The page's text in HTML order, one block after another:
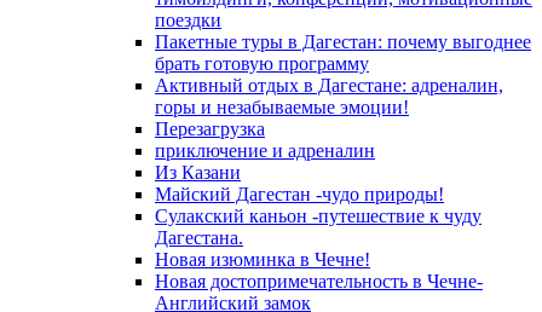
поездки
Пакетные туры в Дагестан: почему выгоднее
брать готовую программу
Активный отдых в Дагестане: адреналин,
горы и незабываемые эмоции!
Перезагрузка
приключение и адреналин
Из Казани
Майский Дагестан -чудо природы!
Сулакский каньон -путешествие к чуду
Дагестана.
Новая изюминка в Чечне!
Новая достопримечательность в Чечне-
Английский замок